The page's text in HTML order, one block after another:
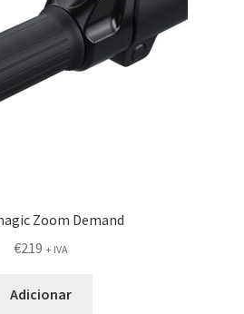
Zoom Demand
€219 + IVA
Adicionar